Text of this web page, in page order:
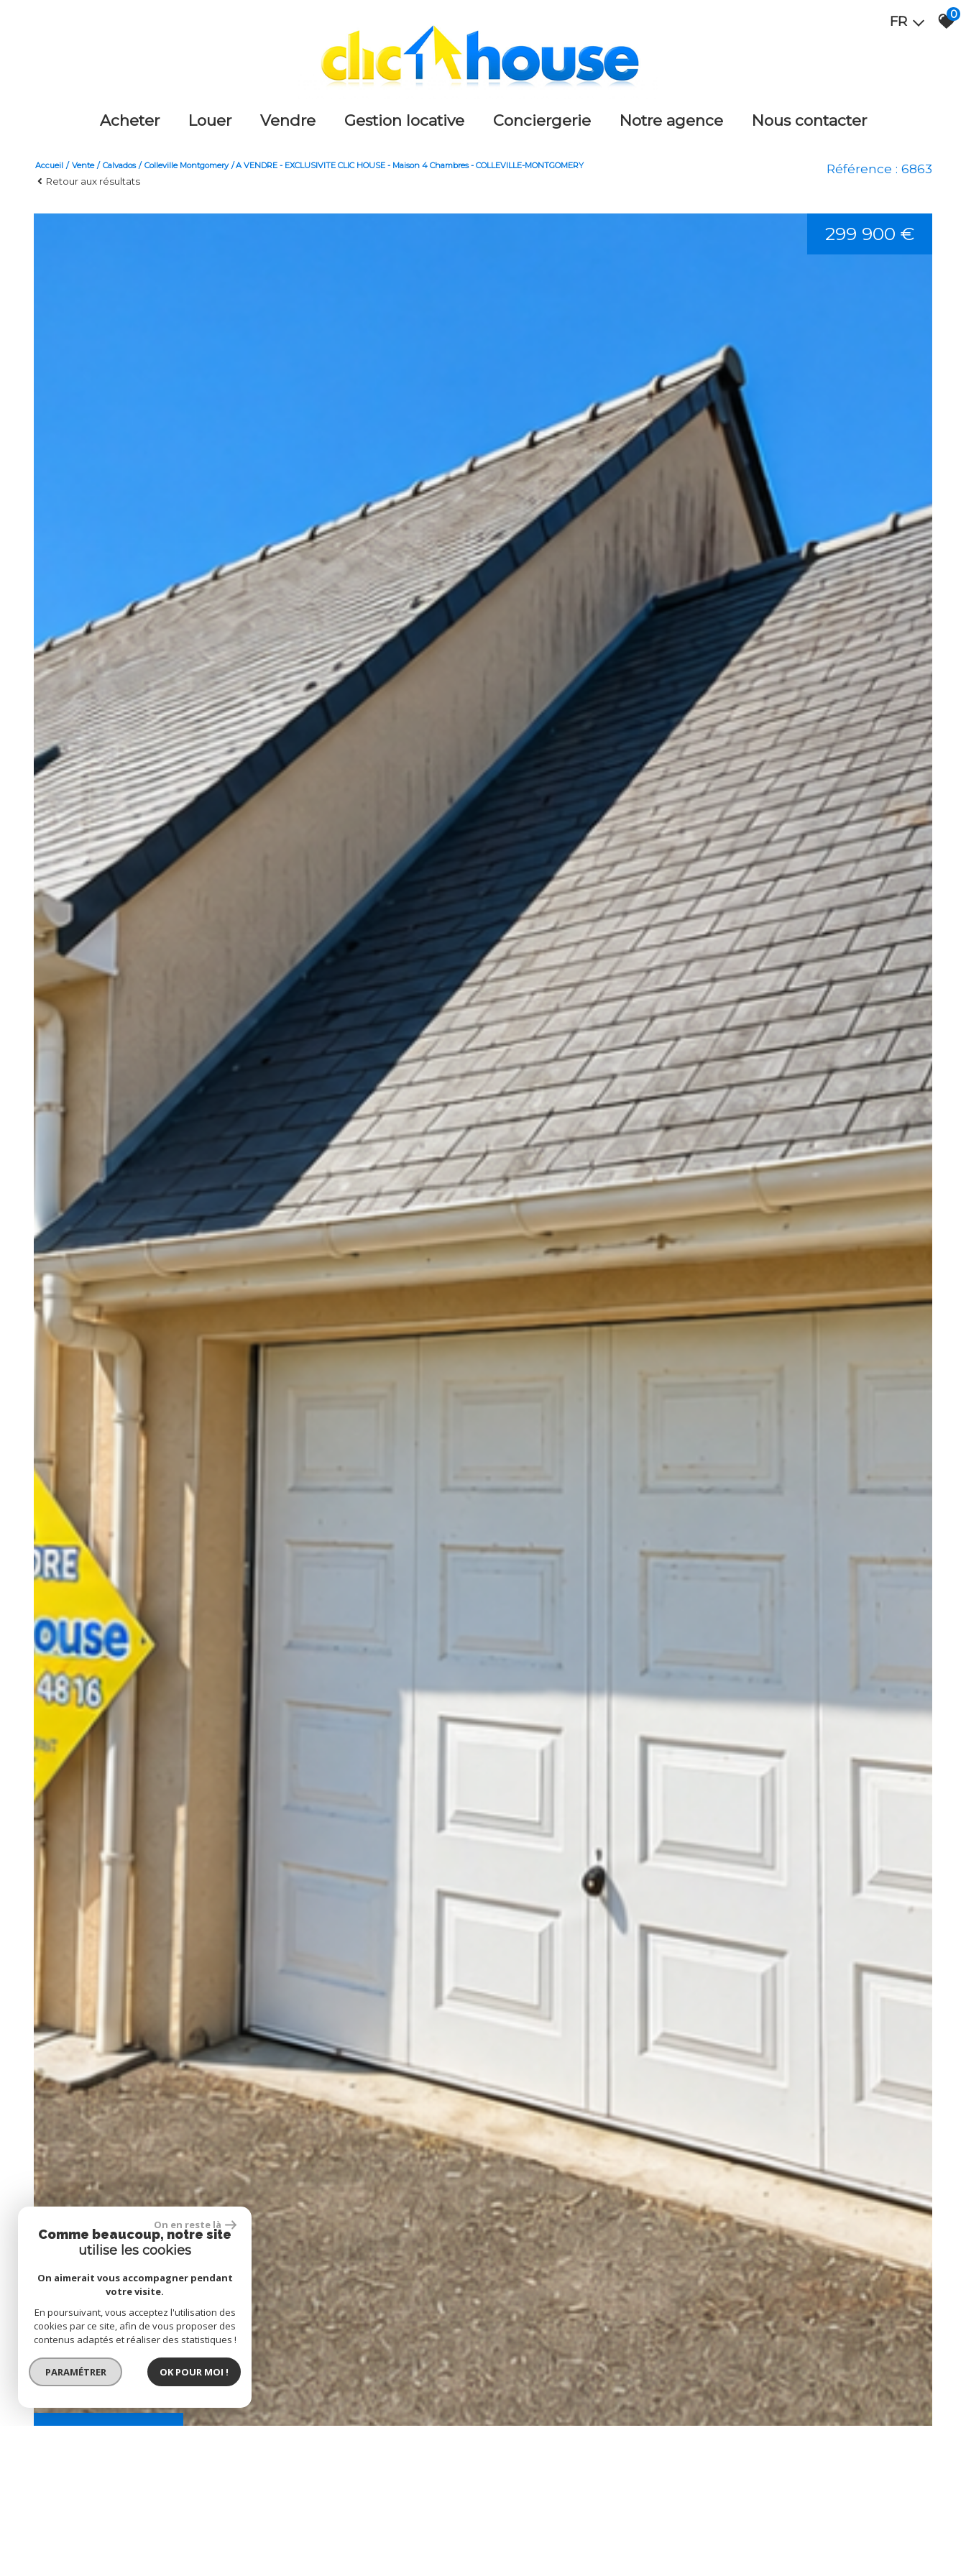
FR 0
acheter louer vendre gestion locative conciergerie notre agence nous contacter
Accueil Vente Calvados Colleville Montgomery A VENDRE - EXCLUSIVITE CLIC HOUSE - Maison 4 Chambres - COLLEVILLE-MONTGOMERY
Retour aux résultats
Référence : 6863
299 900 €
On en reste là
Comme beaucoup, notre site
utilise les cookies
On aimerait vous accompagner pendant
votre visite.
En poursuivant, vous acceptez l'utilisation des
cookies par ce site, afin de vous proposer des
contenus adaptés et réaliser des statistiques !
PARAMÉTRER OK POUR MOI !